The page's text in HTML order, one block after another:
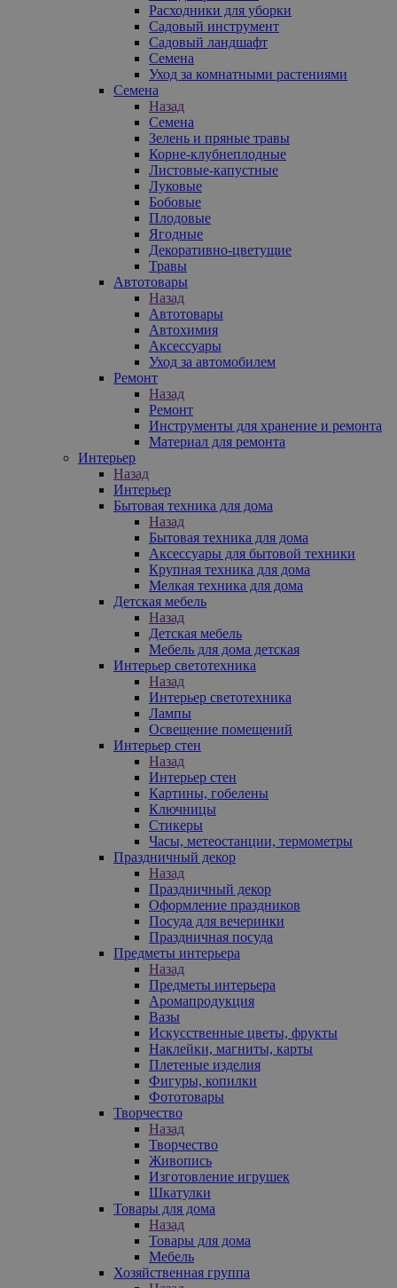
Расходники для уборки
Садовый инструмент
Садовый ландшафт
Семена
Уход за комнатными растениями
Семена
Назад
Семена
Зелень и пряные травы
Корне-клубнеплодные
Листовые-капустные
Луковые
Бобовые
Плодовые
Ягодные
Декоративно-цветущие
Травы
Автотовары
Назад
Автотовары
Автохимия
Аксессуары
Уход за автомобилем
Ремонт
Назад
Ремонт
Инструменты для хранение и ремонта
Материал для ремонта
Интерьер
Назад
Интерьер
Бытовая техника для дома
Назад
Бытовая техника для дома
Аксессуары для бытовой техники
Крупная техника для дома
Мелкая техника для дома
Детская мебель
Назад
Детская мебель
Мебель для дома детская
Интерьер светотехника
Назад
Интерьер светотехника
Лампы
Освещение помещений
Интерьер стен
Назад
Интерьер стен
Картины, гобелены
Ключницы
Стикеры
Часы, метеостанции, термометры
Праздничный декор
Назад
Праздничный декор
Оформление праздников
Посуда для вечеринки
Праздничная посуда
Предметы интерьера
Назад
Предметы интерьера
Аромапродукция
Вазы
Искусственные цветы, фрукты
Наклейки, магниты, карты
Плетеные изделия
Фигуры, копилки
Фототовары
Творчество
Назад
Творчество
Живопись
Изготовление игрушек
Шкатулки
Товары для дома
Назад
Товары для дома
Мебель
Хозяйственная группа